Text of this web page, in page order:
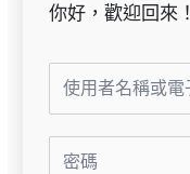
你好，歡迎回來！